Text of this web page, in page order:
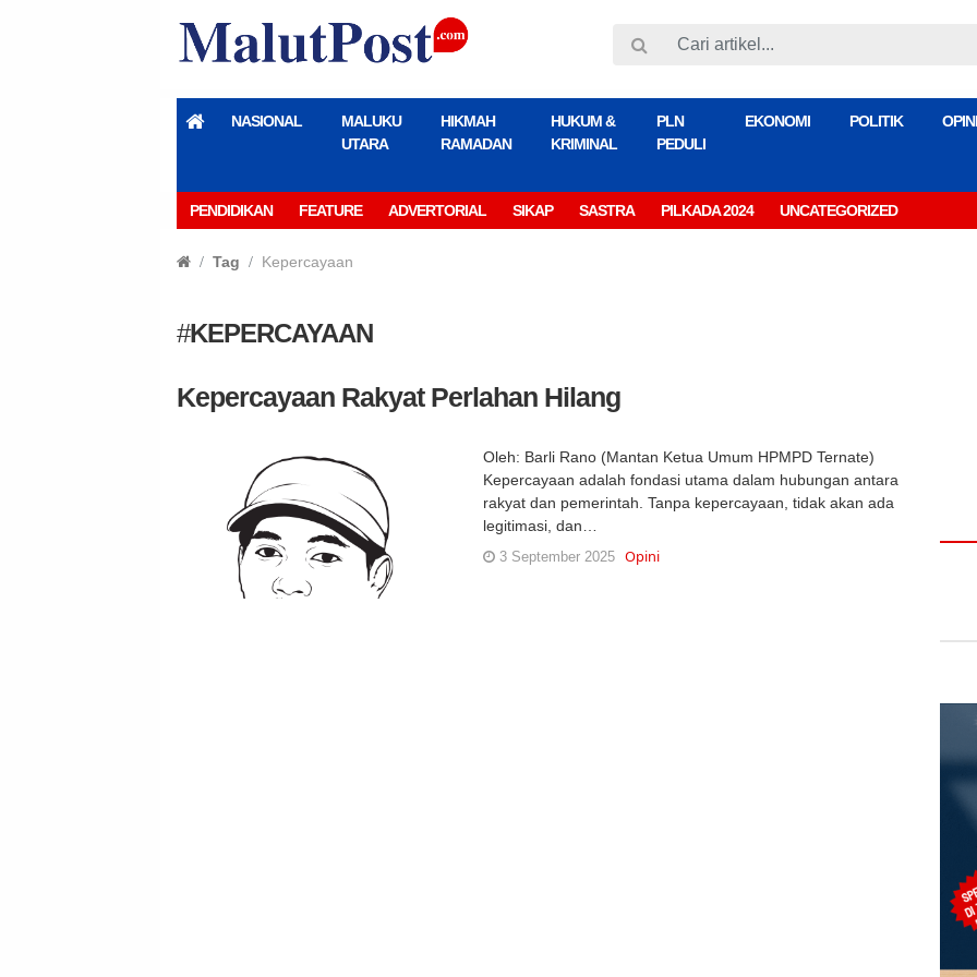
NASIONAL
MALUKU
UTARA
HIKMAH
RAMADAN
HUKUM &
KRIMINAL
PLN
PEDULI
EKONOMI POLITIK OPINI
PENDIDIKAN FEATURE ADVERTORIAL SIKAP SASTRA PILKADA 2024 UNCATEGORIZED
Tag Kepercayaan
#KEPERCAYAAN
Kepercayaan Rakyat Perlahan Hilang
Oleh: Barli Rano (Mantan Ketua Umum HPMPD Ternate)
Kepercayaan adalah fondasi utama dalam hubungan antara
rakyat dan pemerintah. Tanpa kepercayaan, tidak akan ada
legitimasi, dan…
3 September 2025 Opini